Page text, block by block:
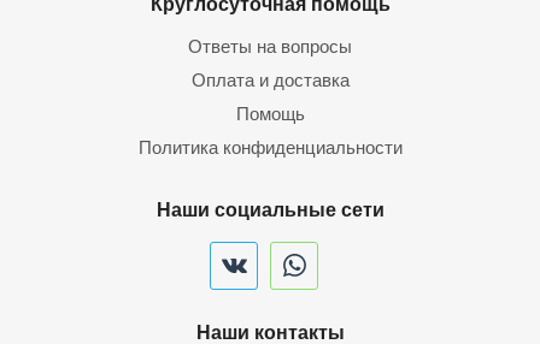
Ответы на вопросы
Оплата и доставка
Помощь
Политика конфиденциальности
Наши социальные сети
Наши контакты